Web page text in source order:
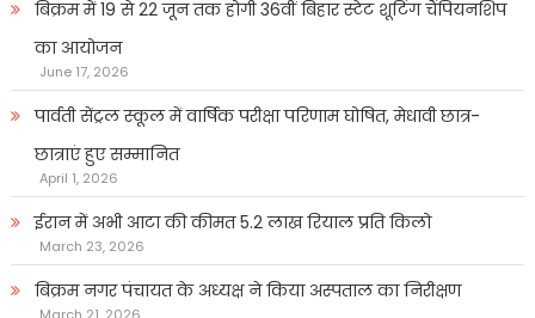
बिक्रम में 19 से 22 जून तक होगी 36वीं बिहार स्टेट शूटिंग चैंपियनशिप
का आयोजन
June 17, 2026
पार्वती सेंट्रल स्कूल में वार्षिक परीक्षा परिणाम घोषित, मेधावी छात्र-
छात्राएं हुए सम्मानित
April 1, 2026
ईरान में अभी आटा की कीमत 5.2 लाख रियाल प्रति किलो
March 23, 2026
बिक्रम नगर पंचायत के अध्यक्ष ने किया अस्पताल का निरीक्षण